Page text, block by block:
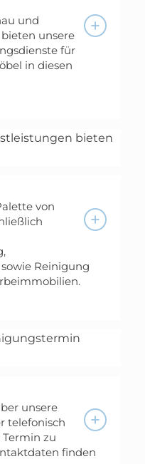
und
unsere
für
in diesen
bieten
von
Reinigung
unsere
telefonisch
zu
finden